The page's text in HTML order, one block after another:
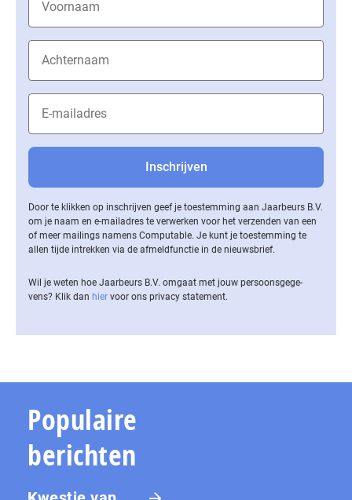
Door te klikken op inschrijven geef je toestemming aan Jaarbeurs B.V.
om je naam en e-mailadres te verwerken voor het verzenden van een
of meer mailings namens Computable. Je kunt je toestemming te
allen tijde intrekken via de af­meld­func­tie in de nieuwsbrief.
Wil je weten hoe Jaarbeurs B.V. omgaat met jouw per­soons­ge­ge­
vens? Klik dan hier voor ons privacy statement.
Populaire
berichten